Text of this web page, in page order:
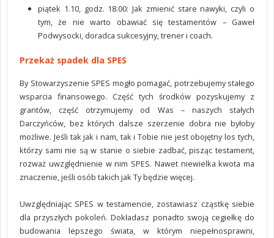
piątek 1.10, godz. 18.00: Jak zmienić stare nawyki, czyli o
tym, że nie warto obawiać się testamentów – Gaweł
Podwysocki, doradca sukcesyjny, trener i coach.
Przekaż spadek dla SPES
By Stowarzyszenie SPES mogło pomagać, potrzebujemy stałego
wsparcia finansowego. Część tych środków pozyskujemy z
grantów, część otrzymujemy od Was – naszych stałych
Darczyńców, bez których dalsze szerzenie dobra nie byłoby
możliwe. Jeśli tak jak i nam, tak i Tobie nie jest obojętny los tych,
którzy sami nie są w stanie o siebie zadbać, pisząc testament,
rozważ uwzględnienie w nim SPES. Nawet niewielka kwota ma
znaczenie, jeśli osób takich jak Ty będzie więcej.
Uwzględniając SPES w testamencie, zostawiasz cząstkę siebie
dla przyszłych pokoleń. Dokładasz ponadto swoją cegiełkę do
budowania lepszego świata, w którym niepełnosprawni,